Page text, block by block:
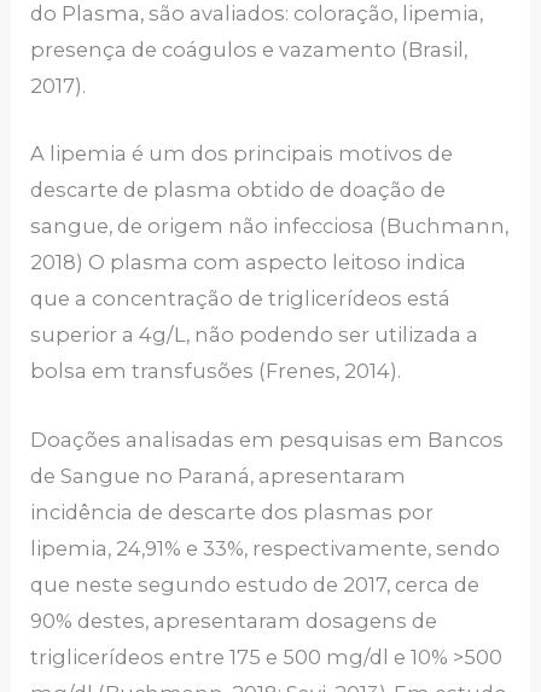
do Plasma, são avaliados: coloração, lipemia,
presença de coágulos e vazamento (Brasil,
2017).
A lipemia é um dos principais motivos de
descarte de plasma obtido de doação de
sangue, de origem não infecciosa (Buchmann,
2018) O plasma com aspecto leitoso indica
que a concentração de triglicerídeos está
superior a 4g/L, não podendo ser utilizada a
bolsa em transfusões (Frenes, 2014).
Doações analisadas em pesquisas em Bancos
de Sangue no Paraná, apresentaram
incidência de descarte dos plasmas por
lipemia, 24,91% e 33%, respectivamente, sendo
que neste segundo estudo de 2017, cerca de
90% destes, apresentaram dosagens de
triglicerídeos entre 175 e 500 mg/dl e 10% >500